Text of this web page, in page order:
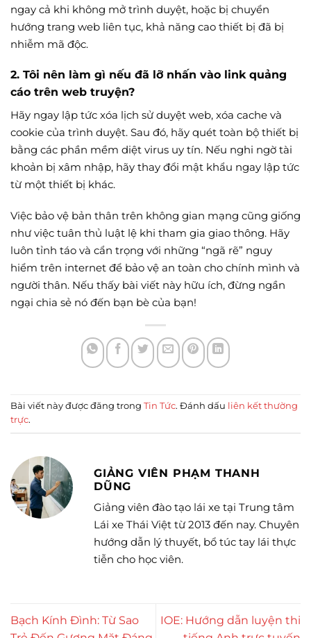
ngay cả khi không mở trình duyệt, hoặc bị chuyển
hướng trang web liên tục, khả năng cao thiết bị đã bị
nhiễm mã độc.
2. Tôi nên làm gì nếu đã lỡ nhấn vào link quảng
cáo trên web truyện?
Hãy ngay lập tức xóa lịch sử duyệt web, xóa cache và
cookie của trình duyệt. Sau đó, hãy quét toàn bộ thiết bị
bằng các phần mềm diệt virus uy tín. Nếu nghi ngờ tài
khoản bị xâm nhập, hãy thay đổi mật khẩu ngay lập tức
từ một thiết bị khác.
Việc bảo vệ bản thân trên không gian mạng cũng giống
như việc tuân thủ luật lệ khi tham gia giao thông. Hãy
luôn tỉnh táo và cẩn trọng với những “ngã rẽ” nguy
hiểm trên internet để bảo vệ an toàn cho chính mình và
người thân. Nếu thấy bài viết này hữu ích, đừng ngần
ngại chia sẻ nó đến bạn bè của bạn!
Bài viết này được đăng trong Tin Tức. Đánh dấu liên kết thường
trực.
GIẢNG VIÊN PHẠM THANH
DŨNG
Giảng viên đào tạo lái xe tại Trung tâm
Lái xe Thái Việt từ 2013 đến nay. Chuyên
hướng dẫn lý thuyết, bổ túc tay lái thực
tiễn cho học viên.
Bạch Kính Đình: Từ Sao
IOE: Hướng dẫn luyện thi